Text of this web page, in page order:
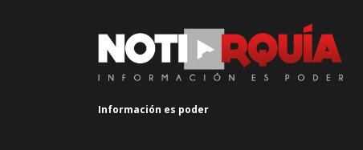
Información es poder